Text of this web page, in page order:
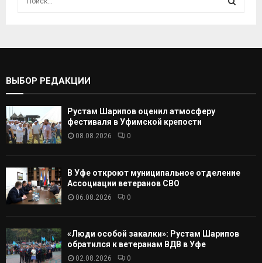
С
А
ВЫБОР РЕДАКЦИИ
Рустам Шарипов оценил атмосферу
фестиваля в Уфимской крепости
08.08.2026 0
В Уфе откроют муниципальное отделение
Ассоциации ветеранов СВО
06.08.2026 0
«Люди особой закалки»: Рустам Шарипов
обратился к ветеранам ВДВ в Уфе
02.08.2026 0